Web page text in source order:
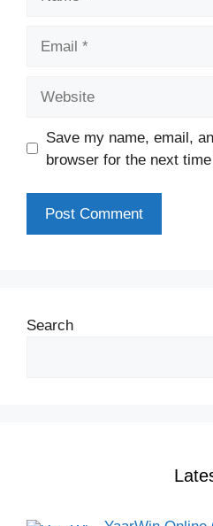
Save my name, email,
browser for the next
Search